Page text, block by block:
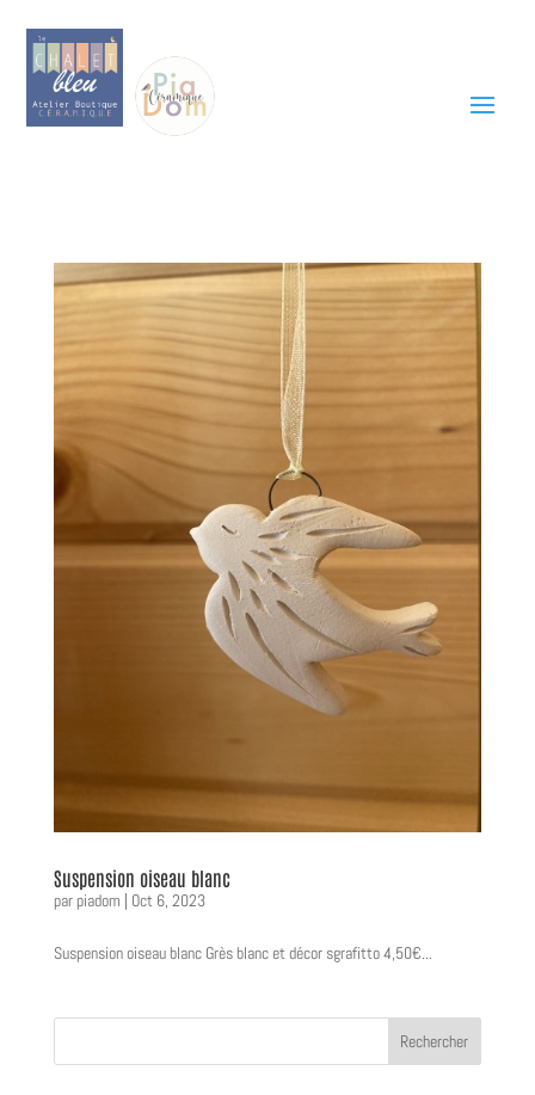
Suspension oiseau blanc
parpiadom Oct 6, 2023
Suspension oiseau blanc Grès blanc et décor sgrafitto 4,50€...
Rechercher